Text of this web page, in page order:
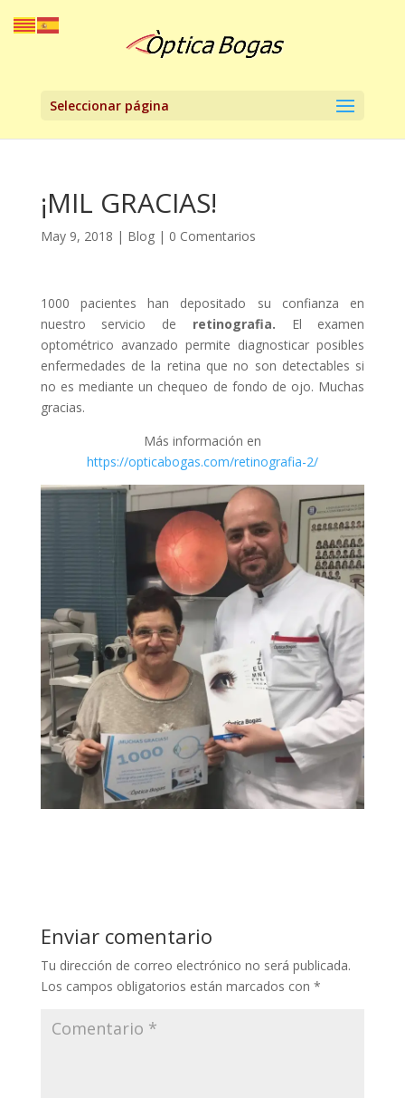
Seleccionar página
¡MIL GRACIAS!
May 9, 2018 | Blog| 0 Comentarios
1000 pacientes han depositado su confianza en
nuestro servicio de retinografia. El examen
optométrico avanzado permite diagnosticar posibles
enfermedades de la retina que no son detectables si
no es mediante un chequeo de fondo de ojo. Muchas
gracias.
Más información en
https://opticabogas.com/retinografia-2/
Enviar comentario
Tu dirección de correo electrónico no será publicada.
Los campos obligatorios están marcados con *